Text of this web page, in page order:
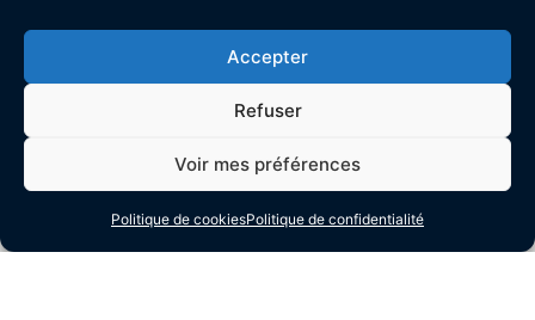
Accepter
Refuser
Voir mes préférences
Politique de cookiesPolitique de confidentialité
Voici pourquoi